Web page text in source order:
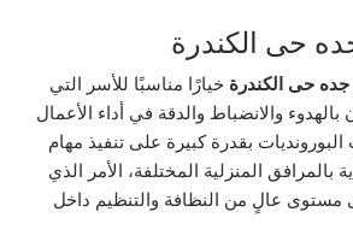
حى الكندرة
حى الكندرة خيارًا مناسبًا للأسر التي
والانضباط والدقة في أداء الأعمال
البورونديات بقدرة كبيرة على تنفيذ مهام
بالمرافق المنزلية المختلفة، الأمر الذي
عالٍ من النظافة والتنظيم داخل